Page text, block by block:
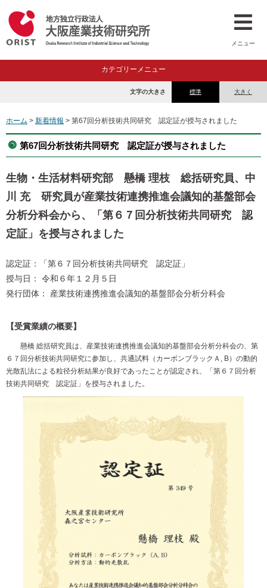
メニュー
カテゴリーメニュー
標準 大きく
文字の大きさ
ホーム > 新着情報 > 第67回分析技術共同研究 認定証が授与されました
第67回分析技術共同研究 認定証が授与されました
生物・生活材料研究部 懸橋 理枝 総括研究員、中
川 充 研究員が産業技術連携推進会議知的基盤部会
分析分科会から、「第６７回分析技術共同研究 認
定証」を授与されました
認定証：「第６７回分析技術共同研究 認定証」
授与日： 令和６年１２月５日
発行団体： 産業技術連携推進会議知的基盤部会分析分科会
【受賞業績の概要】
懸橋 総括研究員は、産業技術連携推進会議知的基盤部会分析分科会の、第
６７回分析技術共同研究に参加し、共通試料（カーボンブラックＡ, B）の動的
光散乱法による粒径分析結果が良好であったことが認定され、「第６７回分析
技術共同研究 認定証」を授与されました。